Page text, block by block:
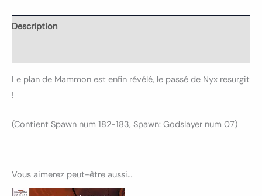
Description
Le plan de Mammon est enfin révélé, le passé de Nyx resurgit
!
(Contient Spawn num 182-183, Spawn: Godslayer num 07)
Vous aimerez peut-être aussi…